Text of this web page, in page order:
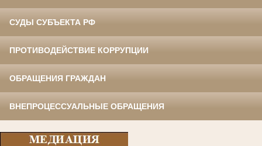
СУДЫ СУБЪЕКТА РФ
ПРОТИВОДЕЙСТВИЕ КОРРУПЦИИ
ОБРАЩЕНИЯ ГРАЖДАН
ВНЕПРОЦЕССУАЛЬНЫЕ ОБРАЩЕНИЯ